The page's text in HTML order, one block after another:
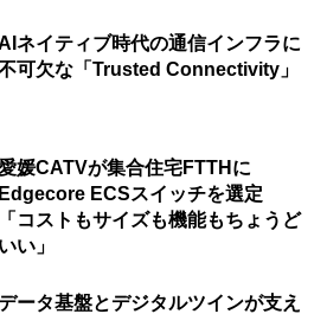
ネイティブ時代の通信インフラに
可欠な「Trusted Connectivity」
媛CATVが集合住宅FTTHに
Edgecore ECSスイッチを選定
「コストもサイズも機能もちょうど
いい」
ータ基盤とデジタルツインが支え